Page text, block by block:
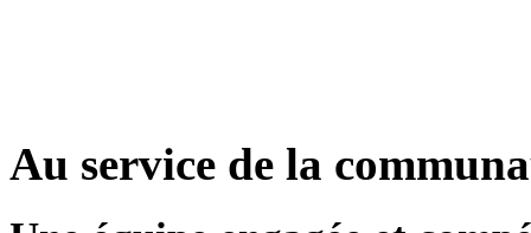
Au service de la